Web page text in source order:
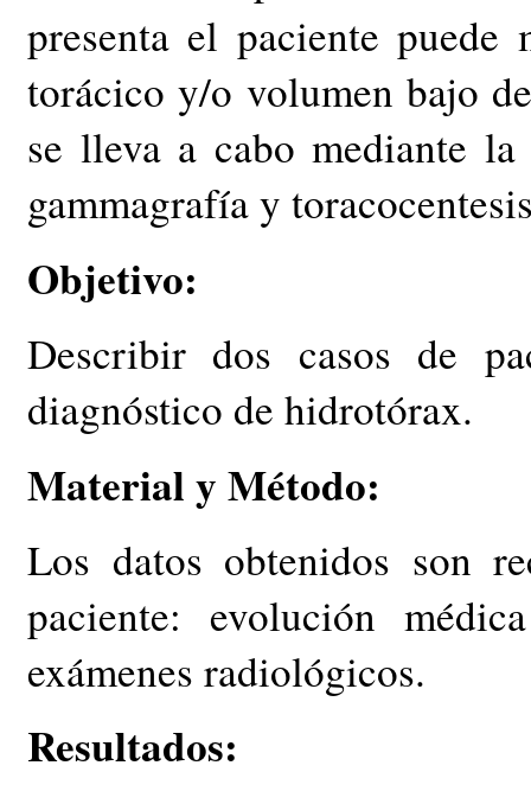
presenta el paciente puede
torácico y/o volumen bajo
se lleva a cabo mediante
gammagrafía y
Objetivo:
Describir dos casos de
diagnóstico de hidrotórax.
Material y Método:
Los datos obtenidos son
paciente: evolución
exámenes radiológicos.
Resultados: